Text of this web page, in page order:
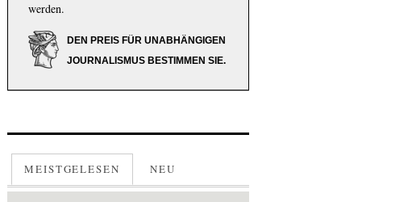
werden.
DEN PREIS FÜR UNABHÄNGIGEN
JOURNALISMUS BESTIMMEN SIE.
MEISTGELESEN NEU